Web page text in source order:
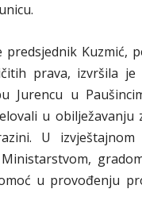
Kuzmić,
prava, izvršila
Jurencu u
u
U
u provođenju